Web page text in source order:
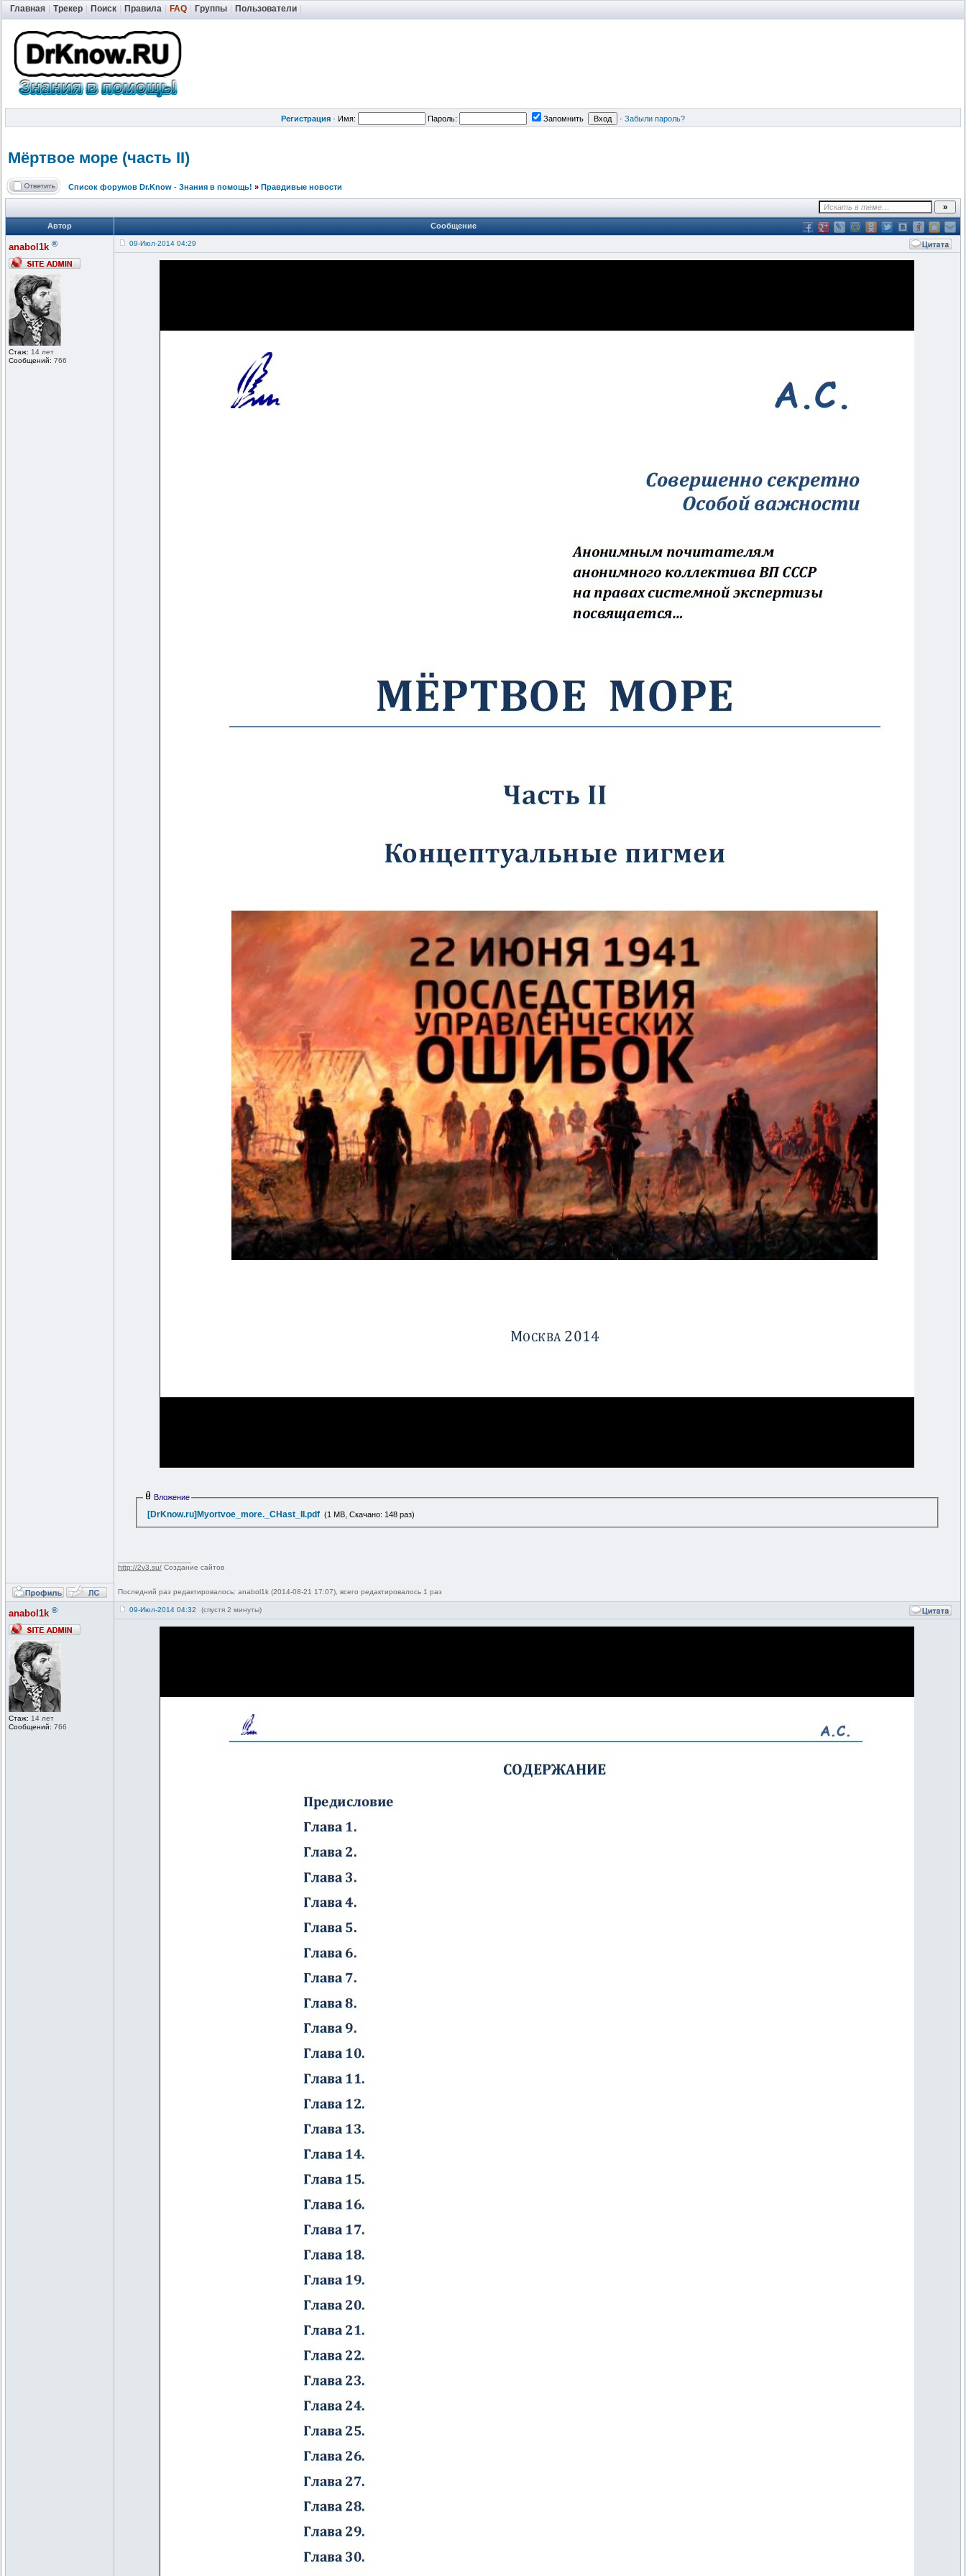
Главная Трекер Поиск Правила FAQ Группы Пользователи
Регистрация · Имя: Пароль: Запомнить · Забыли пароль?
Мёртвое море (часть II)
Список форумов Dr.Know - Знания в помощь! » Правдивые новости
Автор Сообщение
anabol1k ®
Стаж: 14 лет
Сообщений: 766
09-Июл-2014 04:29
Вложение
[DrKnow.ru]Myortvoe_more._CHast_II.pdf (1 MB, Скачано: 148 раз)
http://2v3.su/ Создание сайтов
Последний раз редактировалось: anabol1k (2014-08-21 17:07), всего редактировалось 1 раз
anabol1k ®
Стаж: 14 лет
Сообщений: 766
09-Июл-2014 04:32 (спустя 2 минуты)